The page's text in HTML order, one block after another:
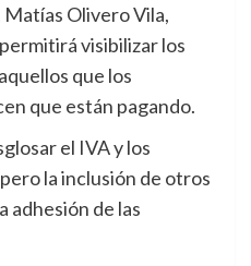
Olivero Vila,
visibilizar los
que los
que están pagando.
el IVA y los
la inclusión de otros
adhesión de las